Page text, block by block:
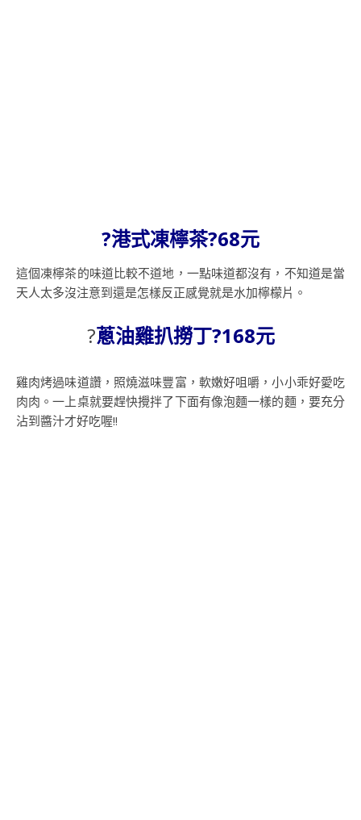
?港式凍檸茶?68元
這個凍檸茶的味道比較不道地，一點味道都沒有，不知道是當
天人太多沒注意到還是怎樣反正感覺就是水加檸檬片。
?蔥油雞扒撈丁?168元
雞肉烤過味道讚，照燒滋味豐富，軟嫩好咀嚼，小小乖好愛吃
肉肉。一上桌就要趕快攪拌了下面有像泡麵一樣的麵，要充分
沾到醬汁才好吃喔!!